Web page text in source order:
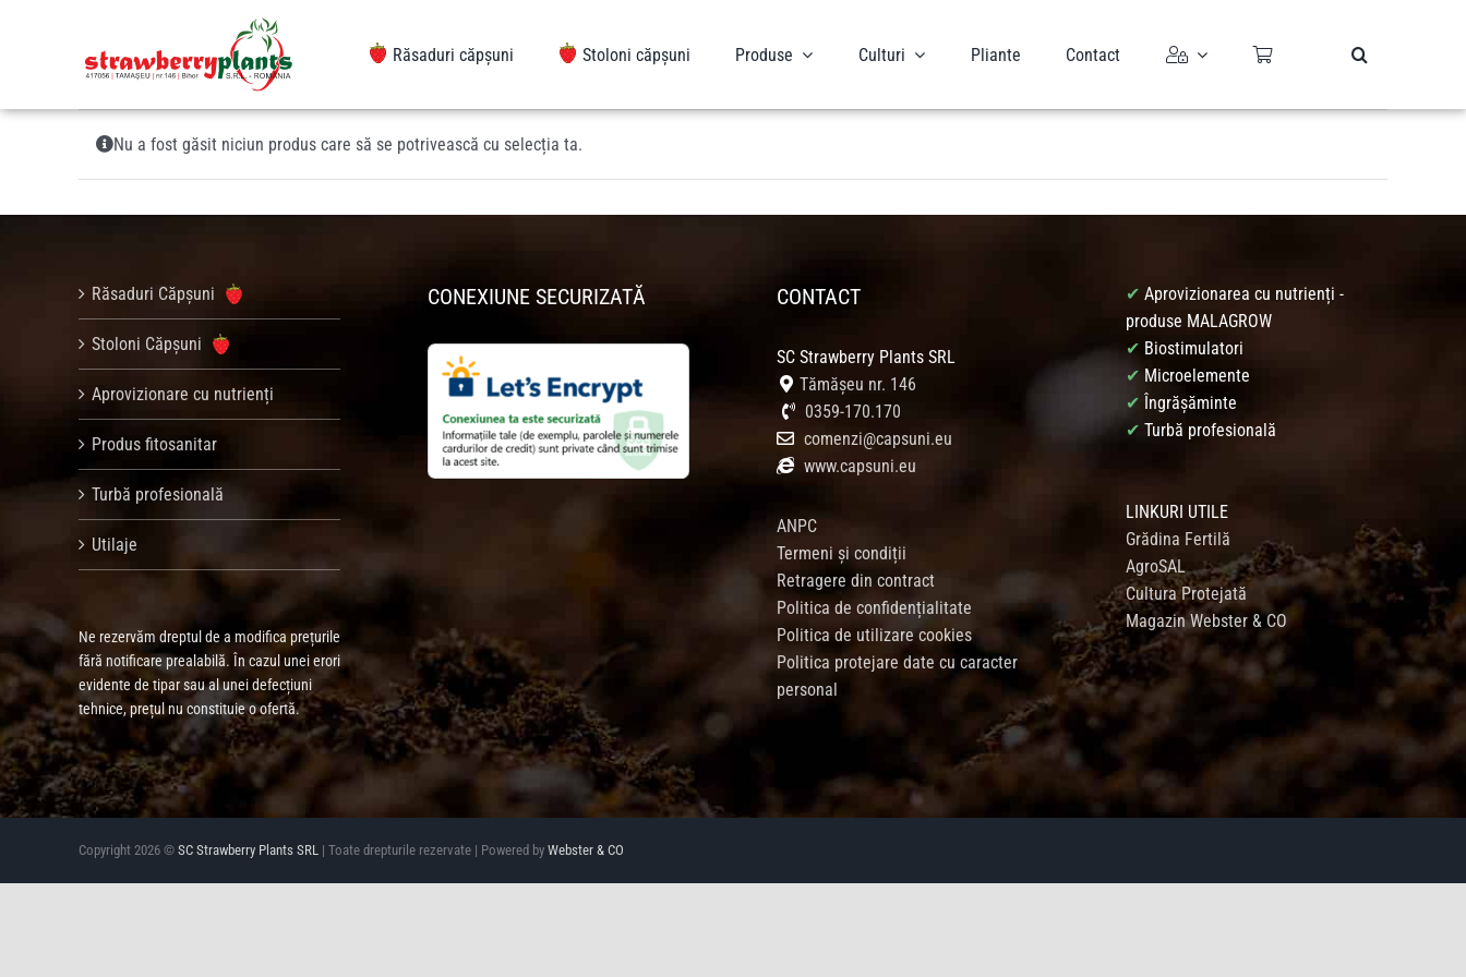
Răsaduri căpșuni Stoloni căpșuni Produse Culturi Pliante Contact
Nu a fost găsit niciun produs care să se potrivească cu selecția ta.
Răsaduri Căpșuni
Stoloni Căpșuni
Aprovizionare cu nutrienți
Produs fitosanitar
Turbă profesională
Utilaje
Ne rezervăm dreptul de a modifica prețurile
fără notificare prealabilă. În cazul unei erori
evidente de tipar sau al unei defecțiuni
tehnice, prețul nu constituie o ofertă.
CONEXIUNE SECURIZATĂ CONTACT
SC Strawberry Plants SRL
Tămășeu nr. 146
0359-170.170
comenzi@capsuni.eu
www.capsuni.eu
ANPC
Termeni și condiții
Retragere din contract
Politica de confidențialitate
Politica de utilizare cookies
Politica protejare date cu caracter
personal
✔ Aprovizionarea cu nutrienți -
produse MALAGROW
✔ Biostimulatori
✔ Microelemente
✔ Îngrășăminte
✔ Turbă profesională
LINKURI UTILE
Grădina Fertilă
AgroSAL
Cultura Protejată
Magazin Webster & CO
Copyright 2026 © SC Strawberry Plants SRL | Toate drepturile rezervate | Powered by Webster & CO